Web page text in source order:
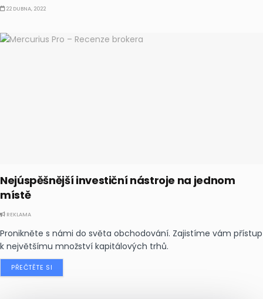
22 DUBNA, 2022
Nejúspěšnější investiční nástroje na jednom
místě
REKLAMA
Pronikněte s námi do světa obchodování. Zajistíme vám přístup
k největšímu množství kapitálových trhů.
PŘEČTĚTE SI